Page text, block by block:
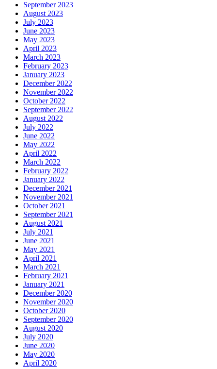
September 2023
August 2023
July 2023
June 2023
May 2023
April 2023
March 2023
February 2023
January 2023
December 2022
November 2022
October 2022
September 2022
August 2022
July 2022
June 2022
May 2022
April 2022
March 2022
February 2022
January 2022
December 2021
November 2021
October 2021
September 2021
August 2021
July 2021
June 2021
May 2021
April 2021
March 2021
February 2021
January 2021
December 2020
November 2020
October 2020
September 2020
August 2020
July 2020
June 2020
May 2020
April 2020